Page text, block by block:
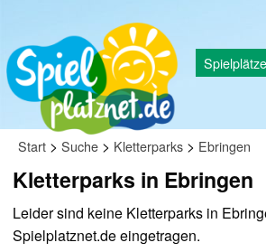
Start > Suche > Kletterparks > Ebringen
Kletterparks in Ebringen
Leider sind keine Kletterparks in
Spielplatznet.de eingetragen.